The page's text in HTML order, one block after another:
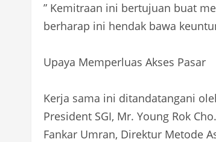
” Kemitraan ini bertujuan buat
berharap ini hendak bawa
Upaya Memperluas Akses Pasar
Kerja sama ini ditandatangani
President SGI, Mr. Young Rok
Fankar Umran, Direktur Metode